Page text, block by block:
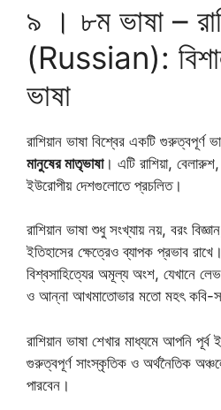
৯ । ৮ম ভাষা –
(Russian):
ভাষা
রাশিয়ান ভাষা বিশ্বের একটি গুরুত্বপূর্ণ
মানুষের মাতৃভাষা। এটি রাশিয়া,
ইউরোপীয় দেশগুলোতে প্রচলিত।
রাশিয়ান ভাষা শুধু সংখ্যায় নয়, বরং
ইতিহাসের ক্ষেত্রেও ব্যাপক প্রভাব
বিশ্বসাহিত্যের অমূল্য অংশ, যেখানে
ও আন্না আখমাতোভার মতো মহৎ কবি-
রাশিয়ান ভাষা শেখার মাধ্যমে আপনি পূর্ব
গুরুত্বপূর্ণ সাংস্কৃতিক ও অর্থনৈতিক
পারবেন।